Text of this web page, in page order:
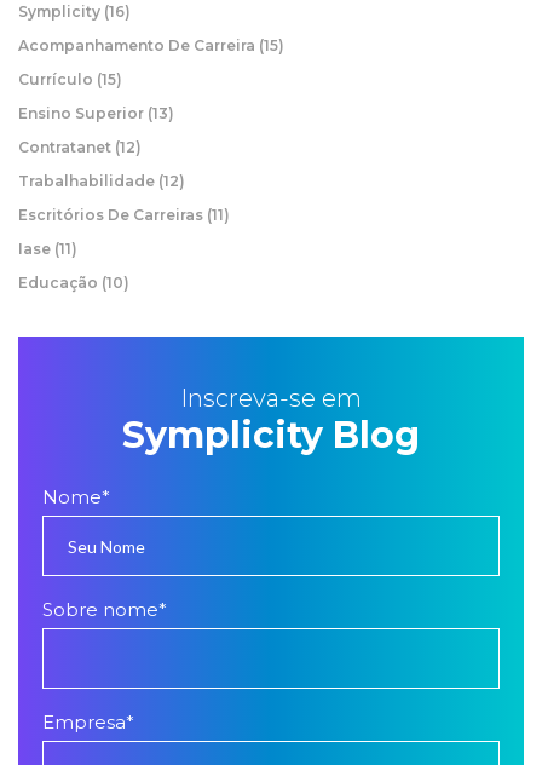
Symplicity (16)
Acompanhamento De Carreira (15)
Currículo (15)
Ensino Superior (13)
Contratanet (12)
Trabalhabilidade (12)
Escritórios De Carreiras (11)
Iase (11)
Educação (10)
Inscreva-se em
Symplicity Blog
Nome*
Sobre nome*
Empresa*